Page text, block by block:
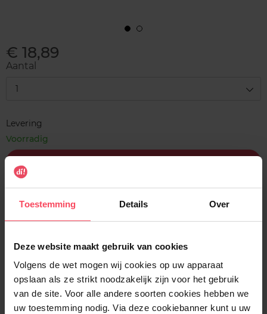
Toestemming Details Over
Deze website maakt gebruik van cookies
Volgens de wet mogen wij cookies op uw apparaat
opslaan als ze strikt noodzakelijk zijn voor het gebruik
van de site. Voor alle andere soorten cookies hebben we
uw toestemming nodig. Via deze cookiebanner kunt u uw
€ 18,89
Aantal
1
Levering
Voorradig
Beschrijving